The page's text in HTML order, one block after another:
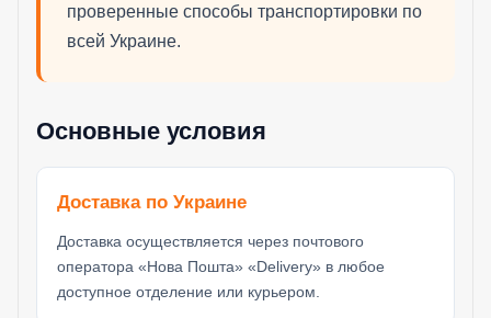
проверенные способы транспортировки по
всей Украине.
Основные условия
Доставка по Украине
Доставка осуществляется через почтового
оператора «Нова Пошта» «Delivery» в любое
доступное отделение или курьером.